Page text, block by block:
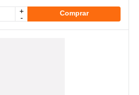
+
-
Comprar